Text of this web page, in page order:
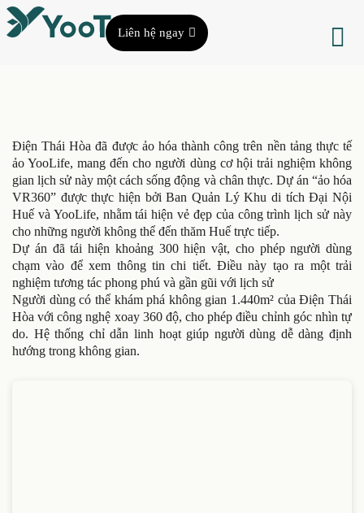
Liên hệ ngay
Điện Thái Hòa đã được ảo hóa thành công trên nền tảng thực tế
ảo YooLife, mang đến cho người dùng cơ hội trải nghiệm không
gian lịch sử này một cách sống động và chân thực. Dự án “ảo hóa
VR360” được thực hiện bởi Ban Quản Lý Khu di tích Đại Nội
Huế và YooLife, nhằm tái hiện vẻ đẹp của công trình lịch sử này
cho những người không thể đến thăm Huế trực tiếp.
Dự án đã tái hiện khoảng 300 hiện vật, cho phép người dùng
chạm vào để xem thông tin chi tiết. Điều này tạo ra một trải
nghiệm tương tác phong phú và gần gũi với lịch sử
Người dùng có thể khám phá không gian 1.440m² của Điện Thái
Hòa với công nghệ xoay 360 độ, cho phép điều chỉnh góc nhìn tự
do. Hệ thống chỉ dẫn linh hoạt giúp người dùng dễ dàng định
hướng trong không gian.